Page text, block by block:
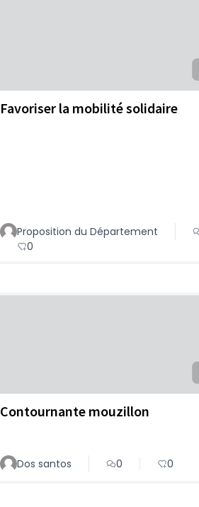
Favoriser la mobilité solidaire
Proposition du Département
0
Contournante mouzillon
Dos santos 0 0